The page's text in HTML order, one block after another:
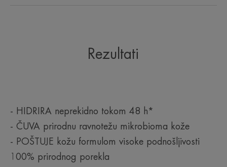
• HIDRIRA neprekidno tokom 48 h*
• ČUVA prirodnu ravnotežu mikrobioma kože
TEKSTURA
Rezultati
- HIDRIRA neprekidno tokom 48 h*
- ČUVA prirodnu ravnotežu mikrobioma kože
- POŠTUJE kožu formulom visoke podnošljivosti
100% prirodnog porekla